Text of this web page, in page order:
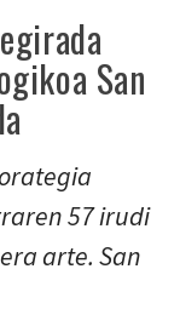
San
57 irudi
arte. San